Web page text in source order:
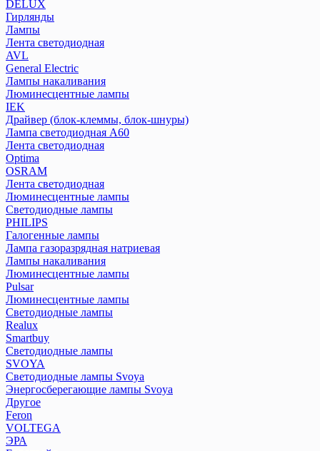
DELUX
Гирлянды
Лампы
Лента светодиодная
AVL
General Electric
Лампы накаливания
Люминесцентные лампы
IEK
Драйвер (блок-клеммы, блок-шнуры)
Лампа светодиодная А60
Лента светодиодная
Optima
OSRAM
Лента светодиодная
Люминесцентные лампы
Светодиодные лампы
PHILIPS
Галогенные лампы
Лампа газоразрядная натриевая
Лампы накаливания
Люминесцентные лампы
Pulsar
Люминесцентные лампы
Светодиодные лампы
Realux
Smartbuy
Светодиодные лампы
SVOYA
Светодиодные лампы Svoya
Энергосберегающие лампы Svoya
Другое
Feron
VOLTEGA
ЭРА